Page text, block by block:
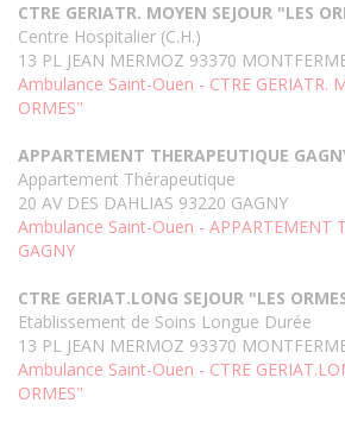
CTRE GERIATR. MOYEN SEJOUR "LES
Centre Hospitalier (C.H.)
13 PL JEAN MERMOZ 93370
Ambulance Saint-Ouen - CTRE GERIATR.
ORMES"
APPARTEMENT THERAPEUTIQUE
Appartement Thérapeutique
20 AV DES DAHLIAS 93220 GAGNY
Ambulance Saint-Ouen - APPARTEMENT
GAGNY
CTRE GERIAT.LONG SEJOUR "LES
Etablissement de Soins Longue Durée
13 PL JEAN MERMOZ 93370
Ambulance Saint-Ouen - CTRE
ORMES"